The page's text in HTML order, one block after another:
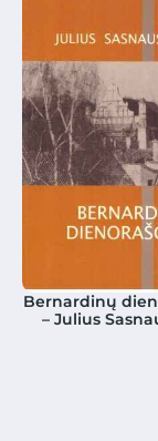
Bernardinų
– Julius